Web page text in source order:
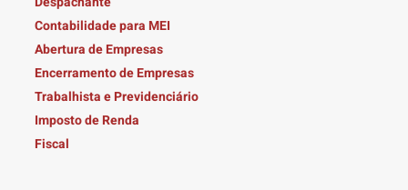
Contabilidade para MEI
Abertura de Empresas
Encerramento de Empresas
Trabalhista e Previdenciário
Imposto de Renda
Fiscal